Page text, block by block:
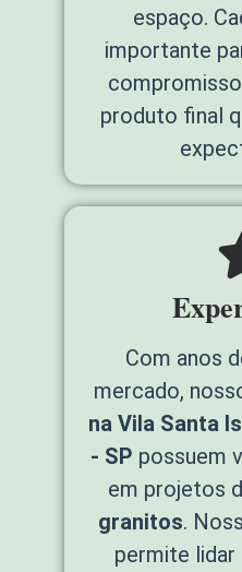
espaço.
importante
produto final
Com anos
mercado,
na Vila Santa
- SP possuem
em projetos
granitos.
permite